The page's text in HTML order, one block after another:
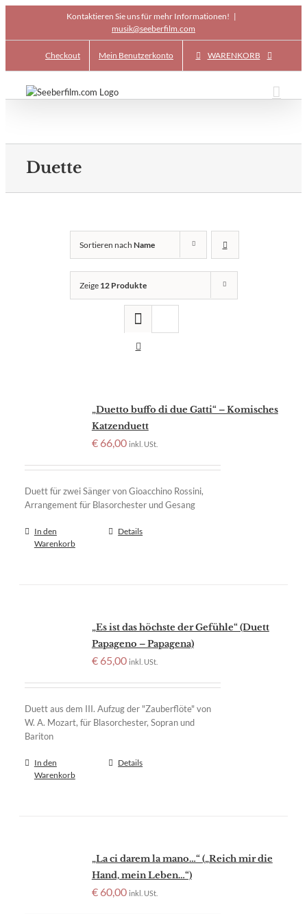
content
Kontaktieren Sie uns für mehr Informationen! |
musik@seeberfilm.com
Checkout Mein Benutzerkonto WARENKORB
Duette
Sortieren nach Name
Zeige 12 Produkte
„Duetto buffo di due Gatti“ – Komisches
Katzenduett
€66,00 inkl. USt.
Duett für zwei Sänger von Gioacchino Rossini,
Arrangement für Blasorchester und Gesang
In den
Warenkorb
Details
„Es ist das höchste der Gefühle“ (Duett
Papageno – Papagena)
€65,00 inkl. USt.
Duett aus dem III. Aufzug der "Zauberflöte" von
W. A. Mozart, für Blasorchester, Sopran und
Bariton
In den
Warenkorb
Details
„La ci darem la mano…“ („Reich mir die
Hand, mein Leben…“)
€60,00 inkl. USt.